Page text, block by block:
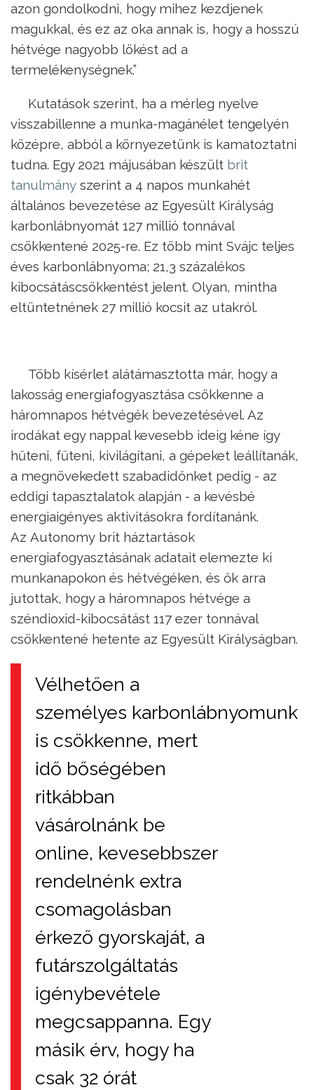
azon gondolkodni, hogy mihez kezdjenek
magukkal, és ez az oka annak is, hogy a hosszú
hétvége nagyobb lökést ad a
termelékenységnek.”
Kutatások szerint, ha a mérleg nyelve
visszabillenne a munka-magánélet tengelyén
középre, abból a környezetünk is kamatoztatni
tudna. Egy 2021 májusában készült brit
tanulmány szerint a 4 napos munkahét
általános bevezetése az Egyesült Királyság
karbonlábnyomát 127 millió tonnával
csökkentené 2025-re. Ez több mint Svájc teljes
éves karbonlábnyoma; 21,3 százalékos
kibocsátáscsökkentést jelent. Olyan, mintha
eltüntetnének 27 millió kocsit az utakról.
Több kísérlet alátámasztotta már, hogy a
lakosság energiafogyasztása csökkenne a
háromnapos hétvégék bevezetésével. Az
irodákat egy nappal kevesebb ideig kéne így
hűteni, fűteni, kivilágítani, a gépeket leállítanák,
a megnövekedett szabadidőnket pedig - az
eddigi tapasztalatok alapján - a kevésbé
energiaigényes aktivitásokra fordítanánk.
Az Autonomy brit háztartások
energiafogyasztásának adatait elemezte ki
munkanapokon és hétvégéken, és ők arra
jutottak, hogy a háromnapos hétvége a
széndioxid-kibocsátást 117 ezer tonnával
csökkentené hetente az Egyesült Királyságban.
Vélhetően a
személyes karbonlábnyomunk
is csökkenne, mert
idő bőségében
ritkábban
vásárolnánk be
online, kevesebbszer
rendelnénk extra
csomagolásban
érkező gyorskaját, a
futárszolgáltatás
igénybevétele
megcsappanna. Egy
másik érv, hogy ha
csak 32 órát